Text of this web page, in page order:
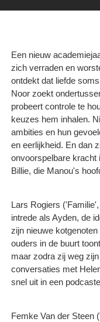
Een nieuw
zich verraden en
ontdekt dat liefde
Noor zoekt
probeert controle te
keuzes hem inhalen.
ambities en hun
en eerlijkheid. En dan
onvoorspelbare kracht
Billie, die Manou's
Lars Rogiers
intrede als Ayden, de
zijn nieuwe
ouders in de buurt
maar zodra zij weg
conversaties met
snel uit in een
Femke Van der Steen